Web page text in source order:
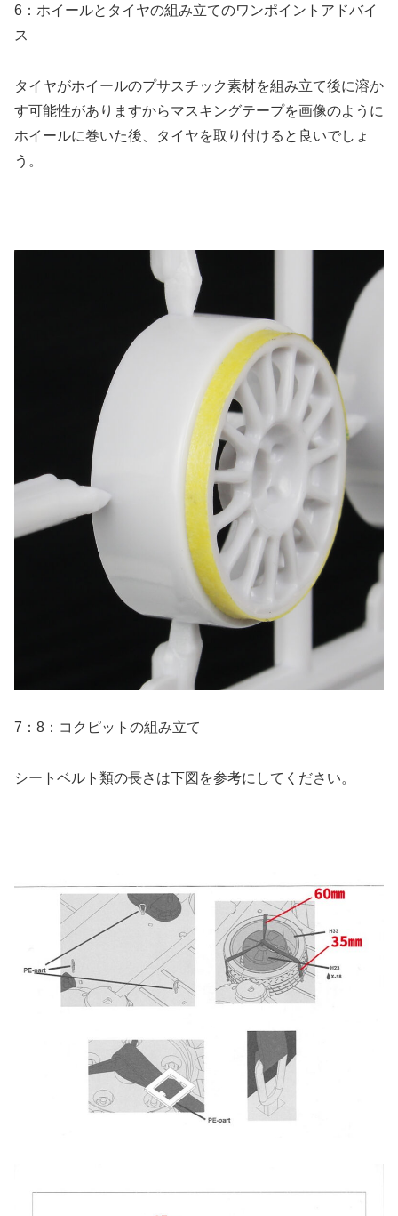
6：ホイールとタイヤの組み立てのワンポイントアドバイ
ス
タイヤがホイールのプサスチック素材を組み立て後に溶か
す可能性がありますからマスキングテープを画像のように
ホイールに巻いた後、タイヤを取り付けると良いでしょ
う。
7：8：コクピットの組み立て
シートベルト類の長さは下図を参考にしてください。